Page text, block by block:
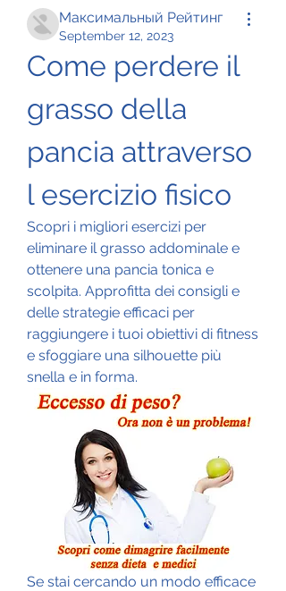
Максимальный Рейтинг
September 12, 2023
Come perdere il
grasso della
pancia attraverso
l esercizio fisico
Scopri i migliori esercizi per
eliminare il grasso addominale e
ottenere una pancia tonica e
scolpita. Approfitta dei consigli e
delle strategie efficaci per
raggiungere i tuoi obiettivi di fitness
e sfoggiare una silhouette più
snella e in forma.
Se stai cercando un modo efficace